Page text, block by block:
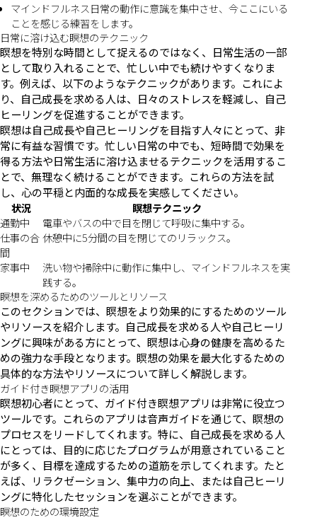
マインドフルネス日常の動作に意識を集中させ、今ここにいる
ことを感じる練習をします。
日常に溶け込む瞑想のテクニック
瞑想を特別な時間として捉えるのではなく、日常生活の一部
として取り入れることで、忙しい中でも続けやすくなりま
す。例えば、以下のようなテクニックがあります。これによ
り、自己成長を求める人は、日々のストレスを軽減し、自己
ヒーリングを促進することができます。
瞑想は自己成長や自己ヒーリングを目指す人々にとって、非
常に有益な習慣です。忙しい日常の中でも、短時間で効果を
得る方法や日常生活に溶け込ませるテクニックを活用するこ
とで、無理なく続けることができます。これらの方法を試
し、心の平穏と内面的な成長を実感してください。
状況
瞑想テクニック
通勤中
電車やバスの中で目を閉じて呼吸に集中する。
仕事の合
間
休憩中に5分間の目を閉じてのリラックス。
家事中
洗い物や掃除中に動作に集中し、マインドフルネスを実
践する。
瞑想を深めるためのツールとリソース
このセクションでは、瞑想をより効果的にするためのツール
やリソースを紹介します。自己成長を求める人や自己ヒーリ
ングに興味がある方にとって、瞑想は心身の健康を高めるた
めの強力な手段となります。瞑想の効果を最大化するための
具体的な方法やリソースについて詳しく解説します。
ガイド付き瞑想アプリの活用
瞑想初心者にとって、ガイド付き瞑想アプリは非常に役立つ
ツールです。これらのアプリは音声ガイドを通じて、瞑想の
プロセスをリードしてくれます。特に、自己成長を求める人
にとっては、目的に応じたプログラムが用意されていること
が多く、目標を達成するための道筋を示してくれます。たと
えば、リラクゼーション、集中力の向上、または自己ヒーリ
ングに特化したセッションを選ぶことができます。
瞑想のための環境設定